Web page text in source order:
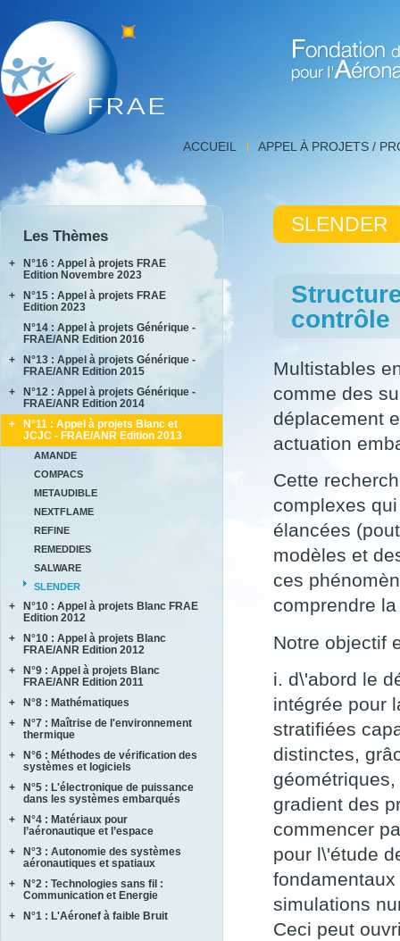
Détail
FNRAE
Fondation
de
Recherche
l'Aéronautique
l'Espace
ACCUEIL APPEL À PROJETS /
Les Thèmes
+
N°16 : Appel à projets FRAE
Edition Novembre 2023
INPACT
RAKEL
+
N°15 : Appel à projets FRAE
Edition 2023
AIDEAS
AIxIA
N°14 : Appel à projets Générique -
FRAE/ANR Edition 2016
+
N°13 : Appel à projets Générique -
FRAE/ANR Edition 2015
AIRTIUS
BRENNUS
COVERIF
FA2SCINAE
+
N°12 : Appel à projets Générique -
FRAE/ANR Edition 2014
ANVES
HighS-Ti
M-SCOT
MAPEE
MORE4LESS
OPTIMUM
SUB SUPER JET
TIMBER
+
N°11 : Appel à projets Blanc et
JCJC - FRAE/ANR Edition 2013
AMANDE
COMPACS
METAUDIBLE
NEXTFLAME
REFINE
REMEDDIES
SALWARE
SLENDER
+
N°10 : Appel à projets Blanc FRAE
Edition 2012
ACCITE
PARASOFT
SEMAFOR
+
N°10 : Appel à projets Blanc
FRAE/ANR Edition 2012
LIMICOS
+
N°9 : Appel à projets Blanc
FRAE/ANR Edition 2011
DISCERN
SePaCoDe
SONOBL
+ N°8 : Mathématiques
ECOSEA
IPPON
MEMORIA
+
N°7 : Maîtrise de l'environnement
thermique
ASTHER
COMIFO
MATRAS
STRASS
SYRTIPE
+
N°6 : Méthodes de vérification des
systèmes et logiciels
ALPROSE
ASCERT
CAVALE
SARDANES
+
N°5 : L'électronique de puissance
dans les systèmes embarqués
CASAREL
COTECH
EPAHT
FEMINA
+
N°4 : Matériaux pour
l’aéronautique et l’espace
AMFORTAS
CASSIS
CORTEC
+
N°3 : Autonomie des systèmes
aéronautiques et spatiaux
MARAE
NAVIFLOW
SCA2RS
+
N°2 : Technologies sans fil :
Communication et Energie
ASTRAL
+ N°1 : L'Aéronef à faible Bruit
SLENDER
contrôle
Multistables
comme des
déplacement
actuation
Cette
complexes
élancées
modèles et
ces
comprendre
Notre objectif
i. d\'abord le
intégrée pour
stratifiées
distinctes,
gradient des
commencer
pour l\'étude
simulations
Ceci peut